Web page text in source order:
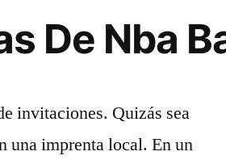
De Nba
invitaciones. Quizás sea
una imprenta local. En un